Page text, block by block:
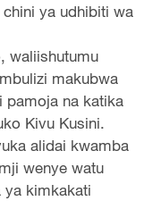
ya udhibiti wa
waliishutumu
makubwa
pamoja na katika
Kivu Kusini.
alidai kwamba
wenye watu
ya kimkakati